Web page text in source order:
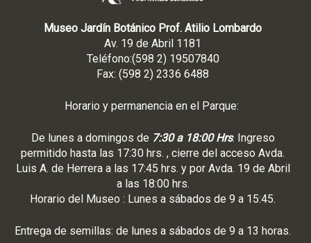
Museo Jardín Botánico Prof. Atilio Lombardo
Av. 19 de Abril 1181
Teléfono:(598 2) 19507840
Fax: (598 2) 2336 6488
Horario y permanencia en el Parque:
De lunes a domingos de 7:30 a 18:00 Hrs. Ingreso
permitido hasta las 17:30 hrs. , cierre del acceso Avda.
Luis A. de Herrera a las 17:45 hrs. y por Avda. 19 de Abril
a las 18:00 hrs.
Horario del Museo : Lunes a sábados de 9 a 15:45.
Entrega de semillas: de lunes a sábados de 9 a 13 horas.